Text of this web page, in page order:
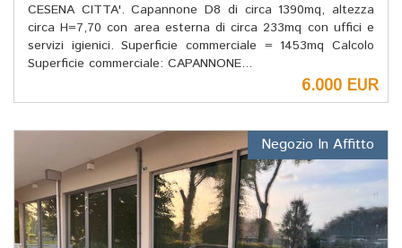
CESENA CITTA'. Capannone D8 di circa 1390mq, altezza
circa H=7,70 con area esterna di circa 233mq con uffici e
servizi igienici. Superficie commerciale = 1453mq Calcolo
Superficie commerciale: CAPANNONE...
6.000 EUR
Negozio In Affitto